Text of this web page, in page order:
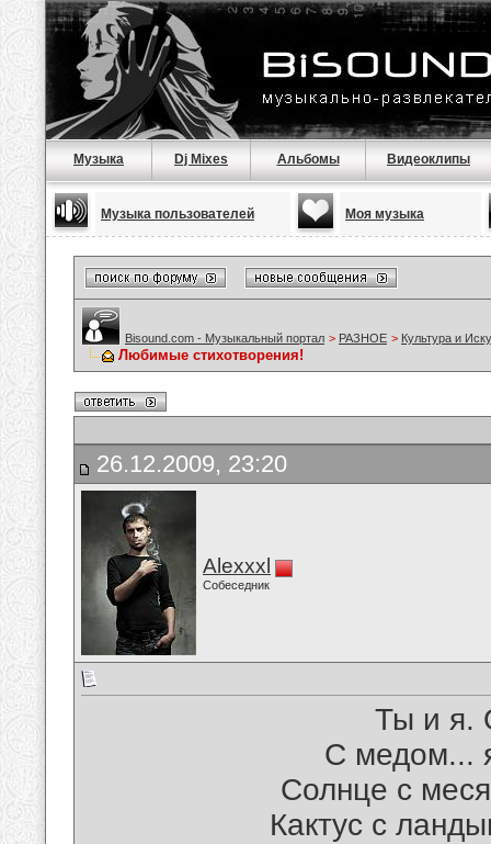
Музыка Dj Mixes Альбомы Видеоклипы
Музыка пользователей Моя музыка
Bisound.com - Музыкальный портал > РАЗНОЕ > Культура и
Любимые стихотворения!
26.12.2009, 23:20
Alexxxl
Собеседник
Ты и я.
С медом...
Солнце с
Кактус с